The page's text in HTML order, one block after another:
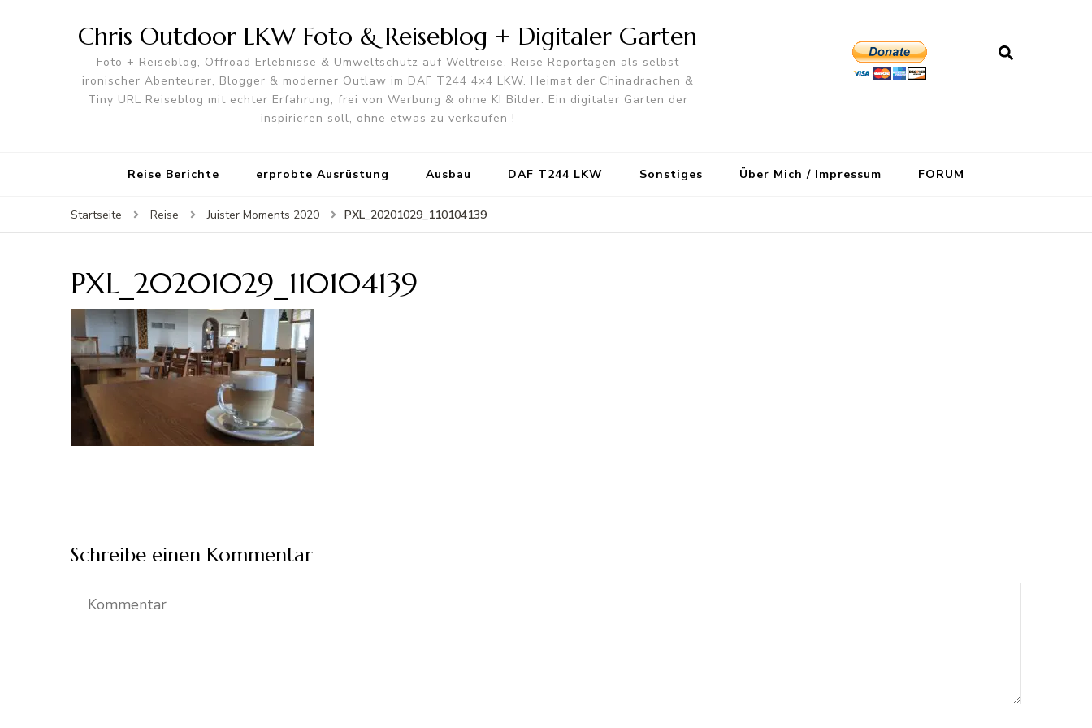
Chris Outdoor LKW Foto & Reiseblog + Digitaler Garten
Foto + Reiseblog, Offroad Erlebnisse & Umweltschutz auf Weltreise. Reise Reportagen als selbst
ironischer Abenteurer, Blogger & moderner Outlaw im DAF T244 4×4 LKW. Heimat der Chinadrachen &
Tiny URL Reiseblog mit echter Erfahrung, frei von Werbung & ohne KI Bilder. Ein digitaler Garten der
inspirieren soll, ohne etwas zu verkaufen !
Reise Berichte erprobte Ausrüstung Ausbau DAF T244 LKW Sonstiges Über Mich / Impressum FORUM
Startseite Reise Juister Moments 2020 PXL_20201029_110104139
PXL_20201029_110104139
Schreibe einen Kommentar